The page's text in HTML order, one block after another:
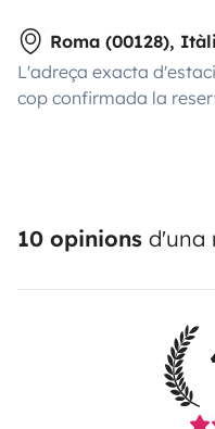
Roma (00128),
L'adreça exacta
cop confirmada la
10 opinions d'una